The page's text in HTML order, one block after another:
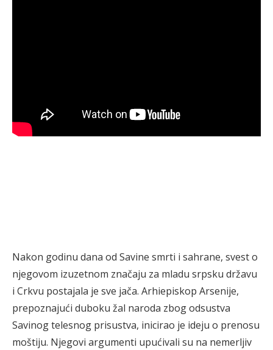
Nakon godinu dana od Savine smrti i sahrane, svest o
njegovom izuzetnom značaju za mladu srpsku državu
i Crkvu postajala je sve jača. Arhiepiskop Arsenije,
prepoznajući duboku žal naroda zbog odsustva
Savinog telesnog prisustva, inicirao je ideju o prenosu
moštiju. Njegovi argumenti upućivali su na nemerljiv